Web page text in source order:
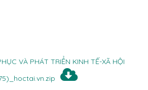
VÀ PHÁT TRIỂN KINH TẾ-XÃ HỘI